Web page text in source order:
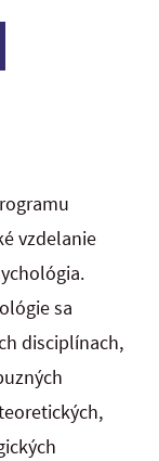
vzdelanie
sa
disciplínach,